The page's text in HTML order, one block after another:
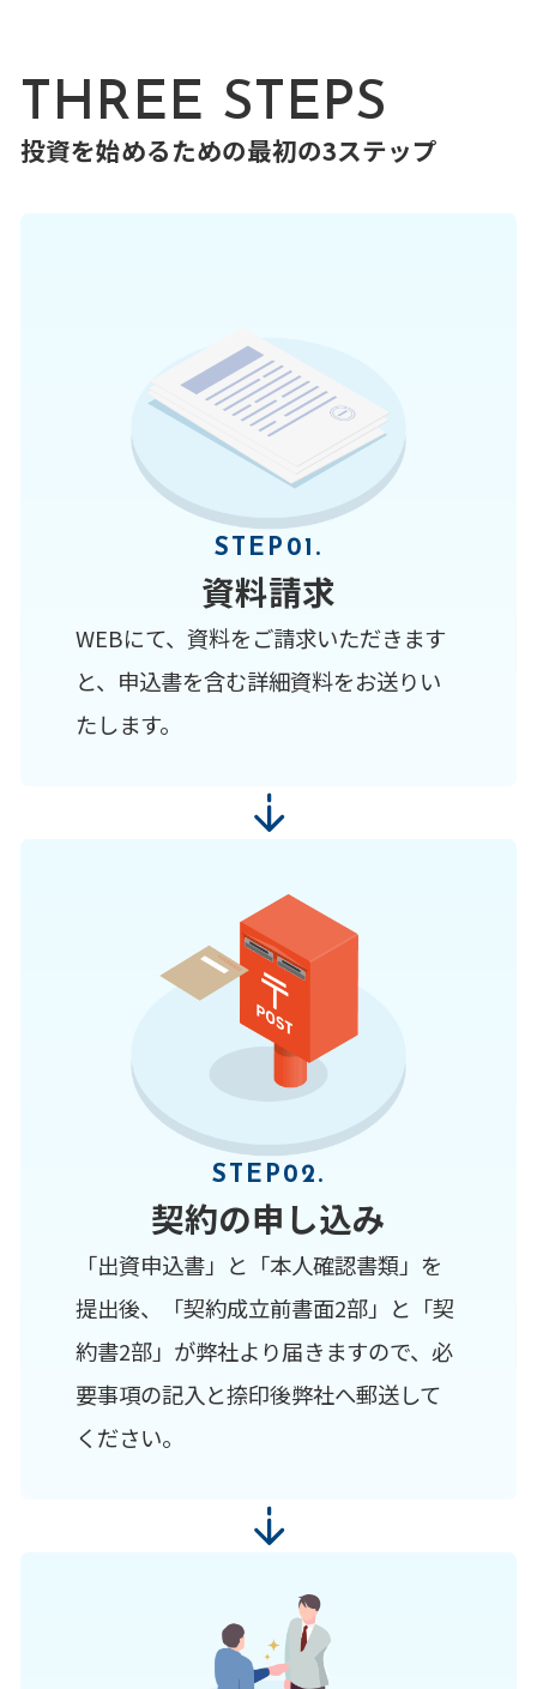
THREE STEPS
投資を始めるための最初の3ステップ
STEP01.
資料請求
WEBにて、資料をご請求いただきます
と、申込書を含む詳細資料をお送りい
たします。
STEP02.
契約の申し込み
「出資申込書」と「本人確認書類」を
提出後、「契約成立前書面2部」と「契
約書2部」が弊社より届きますので、必
要事項の記入と捺印後弊社へ郵送して
ください。